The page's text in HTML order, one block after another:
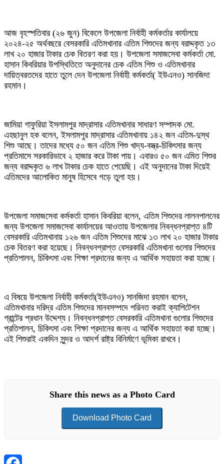
আজ বৃহস্পতিবার (২৬ জুন) বিকেলে উপজেলা নির্বাহী কর্মকর্তার কার্যালয়ে
২০২৪-২৫ অর্থবছরে বেসরকারি এতিমখানার এতিম শিশুদের জন্য বরাদ্দকৃত ১৩
লাখ ২০ হাজার টাকার চেক বিতরণ করা হয়। উপজেলা সমাজসেবা কর্মকর্তা মো.
হাসান কিবরিয়ার উপস্থিতিতে অনুদানের চেক এতিম শিশু ও এতিমখানার
দায়িত্বরতদের হাতে তুলে দেন উপজেলা নির্বাহী কর্মকর্তা( ইউএনও) সানজিদা
রহমান।
জামিয়া গাফুরিয়া ইসলামপুর মাদ্রাসার এতিমখানার সাধারণ সম্পাদক মো.
এহছানুল হক বলেন, ইসলামপুর মাদ্রাসার এতিমখানায় ১৪২ জন এতিম-দুস্থ
শিশু আছে। তাদের মধ্যে ৫০ জন এতিম শিশু খাদ্য-বস্ত্র-চিকিৎসার জন্য
প্রতিমাসে সরকারিভাবে ২ হাজার করে টাকা পায়। এবারও ৫০ জন এমিত শিশুর
জন্য বরাদ্দকৃত ৬ লাখ টাকার চেক হাতে পেয়েছি। এই অনুদানের টাকা দিয়েই
এতিমদের আলোকিত মানুষ হিসেবে গড়ে তুলা হয়।
উপজেলা সমাজসেবা কর্মকর্তা হাসান কিবরিয়া বলেন, এতিম শিশুদের লালনপালনের
জন্য উপজেলা সমাজসেবা কার্যালয়ের আওতায় উপজেলার নিবন্ধনপ্রাপ্ত ৪টি
বেসরকারি এতিমখানায় ১২৬ জন এতিম শিশুদের মাঝে ১৩ লাখ ২০ হাজার টাকার
চেক বিতরণ করা হয়েছে। নিবন্ধনপ্রাপ্ত বেসরকারি এতিমখানা গুলোর শিশুদের
প্রতিপালন, চিকিৎসা এবং শিক্ষা প্রদানের জন্য এ আর্থিক সহায়তা করা হচ্ছে।
এ বিষয়ে উপজেলা নির্বাহী কর্মকর্তা(ইউএনও) সানজিদা রহমান বলেন,
এতিমখানার দরিদ্র এতিম শিশুদের মানবসম্পদে পরিনত করাই ক্যাপিটেশন
গ্রান্টের প্রধান উদ্দেশ্য। নিবন্ধনপ্রাপ্ত বেসরকারি এতিমখানা গুলোর শিশুদের
প্রতিপালন, চিকিৎসা এবং শিক্ষা প্রদানের জন্য এ আর্থিক সহায়তা করা হচ্ছে।
এই শিশুরাই একদিন সুন্দর ও আদর্শ রাষ্ট্র বিনির্মাণে ভূমিকা রাখবে।
Share this news as a Photo Card
Download Photo Card